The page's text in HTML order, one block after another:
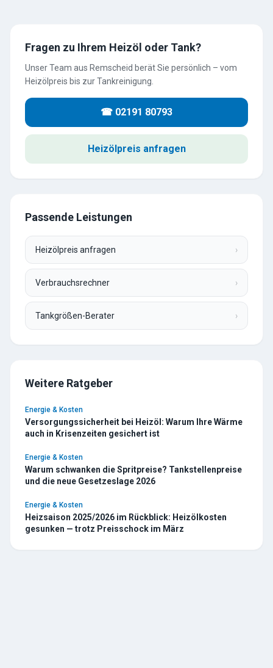
Fragen zu Ihrem Heizöl oder Tank?
Unser Team aus Remscheid berät Sie persönlich – vom
Heizölpreis bis zur Tankreinigung.
☎ 02191 80793
Heizölpreis anfragen
Passende Leistungen
Heizölpreis anfragen ›
Verbrauchsrechner ›
Tankgrößen-Berater ›
Weitere Ratgeber
Energie & Kosten
Versorgungssicherheit bei Heizöl: Warum Ihre Wärme
auch in Krisenzeiten gesichert ist
Energie & Kosten
Warum schwanken die Spritpreise? Tankstellenpreise
und die neue Gesetzeslage 2026
Energie & Kosten
Heizsaison 2025/2026 im Rückblick: Heizölkosten
gesunken — trotz Preisschock im März